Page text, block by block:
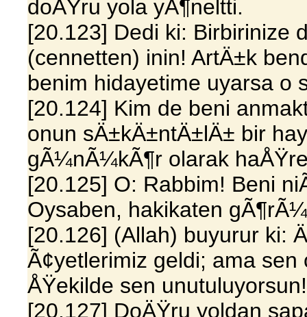
doÄŸru yola yÃ¶neltti.
[20.123] Dedi ki: Birbirinize
(cennetten) inin! ArtÄ±k
benim hidayetime uyarsa o
[20.124] Kim de beni
onun sÄ±kÄ±ntÄ±lÄ± bir
gÃ¼nÃ¼kÃ¶r olarak
[20.125] O: Rabbim! Beni
Oysaben, hakikaten
[20.126] (Allah) buyurur ki:
Ã¢yetlerimiz geldi; ama
ÅŸekilde sen unutuluyorsun!
[20.127] DoÄŸru yoldan